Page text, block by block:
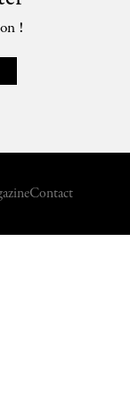
!
Contact